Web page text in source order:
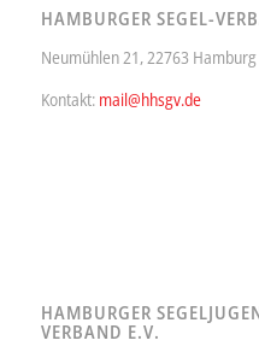
HAMBURGER SEGEL-
Neumühlen 21, 22763 Hamburg
Kontakt: mail@hhsgv.de
HAMBURGER
VERBAND E.V.